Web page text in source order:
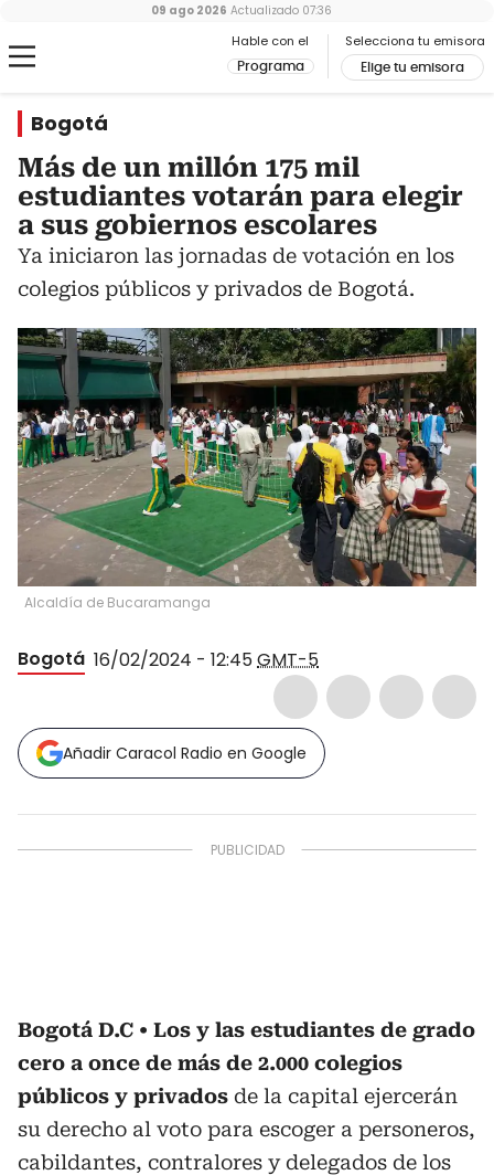
Hable con el
Programa
Selecciona tu emisora
Elige tu emisora
09 ago 2026 Actualizado 07:36
Bogotá
Más de un millón 175 mil
estudiantes votarán para elegir
a sus gobiernos escolares
Ya iniciaron las jornadas de votación en los
colegios públicos y privados de Bogotá.
Alcaldía de Bucaramanga
Bogotá 16/02/2024 - 12:45GMT-5
Añadir Caracol Radio en Google
Bogotá D.C
Los y las estudiantes de grado
cero a once de más de 2.000 colegios
públicos y privados de la capital ejercerán
su derecho al voto para escoger a personeros,
cabildantes, contralores y delegados de los